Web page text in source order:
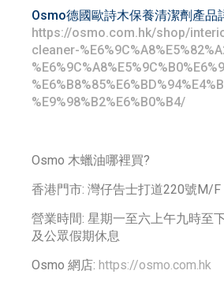
Osmo德國歐詩木保養清潔劑產品
https://osmo.com.hk/shop/
cleaner-
%E9%98%B2%E6%B0%B4/
Osmo 木蠟油哪裡買?
香港門市: 灣仔告士打道220號M/F
營業時間: 星期一至六上午九時至
及公眾假期休息
Osmo 網店: https://osmo.com.hk